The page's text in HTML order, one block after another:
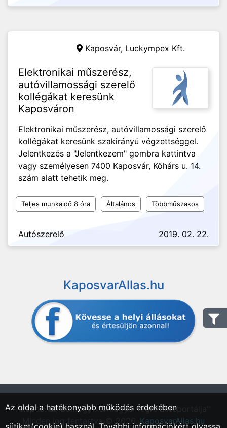
Kaposvár, Luckympex Kft.
Elektronikai műszerész,
autóvillamossági szerelő
kollégákat keresünk
Kaposváron
Elektronikai műszerész, autóvillamossági szerelő
kollégákat keresünk szakirányú végzettséggel.
Jelentkezés a "Jelentkezem" gombra kattintva
vagy személyesen 7400 Kaposvár, Kőhárs u. 14.
szám alatt tehetik meg.
Teljes munkaidő 8 óra Általános Többműszakos
Autószerelő 2019. 02. 22.
KaposvarAllas.hu
"Kaposvár, Somogy vármegyei régió állásportálja"
Minden jog fentartva © 2026. KaposvarAllas.hu
Az oldal a hatékonyabb működés érdekében